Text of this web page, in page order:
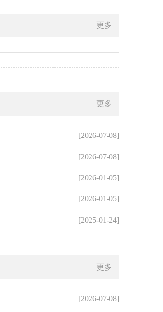
更多
更多
[2026-07-08]
[2026-07-08]
[2026-01-05]
[2026-01-05]
[2025-01-24]
更多
[2026-07-08]